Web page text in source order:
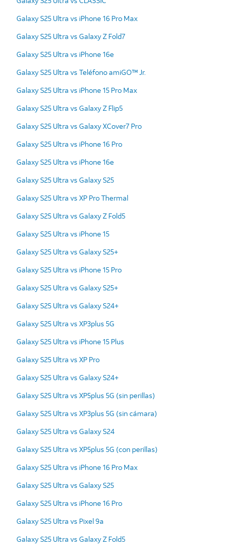
Galaxy S25 Ultra vs iPhone 16 Pro Max
Galaxy S25 Ultra vs Galaxy Z Fold7
Galaxy S25 Ultra vs iPhone 16e
Galaxy S25 Ultra vs Teléfono amiGO™ Jr.
Galaxy S25 Ultra vs iPhone 15 Pro Max
Galaxy S25 Ultra vs Galaxy Z Flip5
Galaxy S25 Ultra vs Galaxy XCover7 Pro
Galaxy S25 Ultra vs iPhone 16 Pro
Galaxy S25 Ultra vs iPhone 16e
Galaxy S25 Ultra vs Galaxy S25
Galaxy S25 Ultra vs XP Pro Thermal
Galaxy S25 Ultra vs Galaxy Z Fold5
Galaxy S25 Ultra vs iPhone 15
Galaxy S25 Ultra vs Galaxy S25+
Galaxy S25 Ultra vs iPhone 15 Pro
Galaxy S25 Ultra vs Galaxy S25+
Galaxy S25 Ultra vs Galaxy S24+
Galaxy S25 Ultra vs XP3plus 5G
Galaxy S25 Ultra vs iPhone 15 Plus
Galaxy S25 Ultra vs XP Pro
Galaxy S25 Ultra vs Galaxy S24+
Galaxy S25 Ultra vs XP5plus 5G (sin perillas)
Galaxy S25 Ultra vs XP3plus 5G (sin cámara)
Galaxy S25 Ultra vs Galaxy S24
Galaxy S25 Ultra vs XP5plus 5G (con perillas)
Galaxy S25 Ultra vs iPhone 16 Pro Max
Galaxy S25 Ultra vs Galaxy S25
Galaxy S25 Ultra vs iPhone 16 Pro
Galaxy S25 Ultra vs Pixel 9a
Galaxy S25 Ultra vs Galaxy Z Fold5